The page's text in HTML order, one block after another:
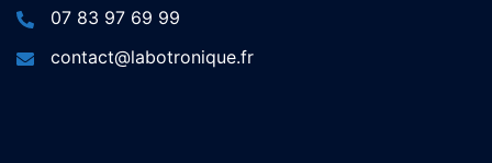
07 83 97 69 99
contact@labotronique.fr